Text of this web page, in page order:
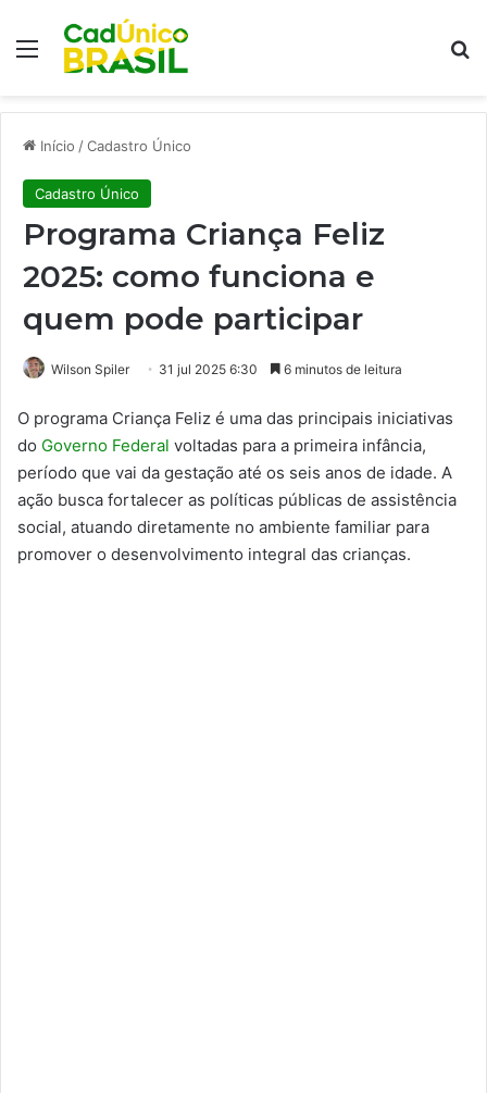
Menu
Início /Cadastro Único
Cadastro Único
Programa Criança Feliz
2025: como funciona e
quem pode participar
Wilson Spiler 31 jul 2025 6:30 6 minutos de leitura
O programa Criança Feliz é uma das principais iniciativas
do Governo Federal voltadas para a primeira infância,
período que vai da gestação até os seis anos de idade. A
ação busca fortalecer as políticas públicas de assistência
social, atuando diretamente no ambiente familiar para
promover o desenvolvimento integral das crianças.